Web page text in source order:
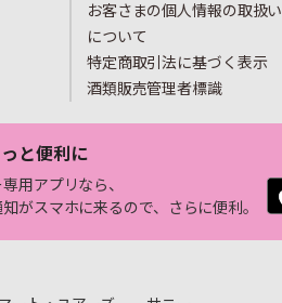
お客さまの個人情報の取扱い
について
特定商取引法に基づく表示
酒類販売管理者標識
と便利に
用アプリなら、
がスマホに来るので、さらに便利。